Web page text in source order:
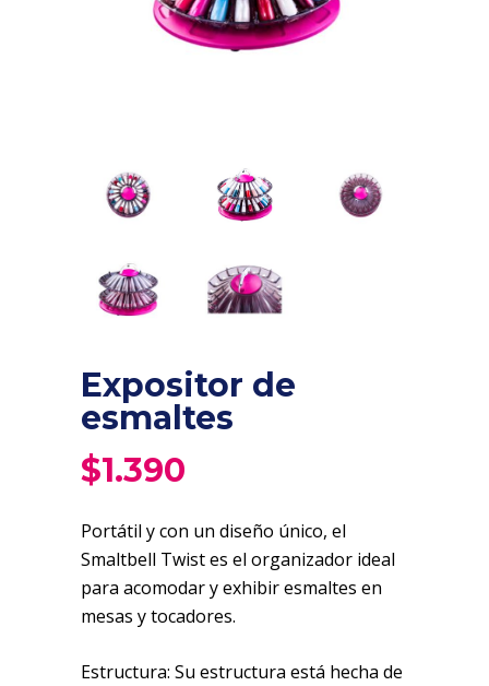
Expositor de
esmaltes
$1.390
Portátil y con un diseño único, el
Smaltbell Twist es el organizador ideal
para acomodar y exhibir esmaltes en
mesas y tocadores.
Estructura: Su estructura está hecha de